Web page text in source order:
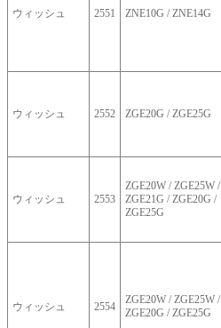
ウィッシュ 2551 ZNE10G / ZNE14G
ウィッシュ 2552 ZGE20G / ZGE25G
ウィッシュ 2553
ZGE20W / ZGE25W /
ZGE21G / ZGE20G /
ZGE25G
ウィッシュ 2554
ZGE20W / ZGE25W /
ZGE20G / ZGE25G